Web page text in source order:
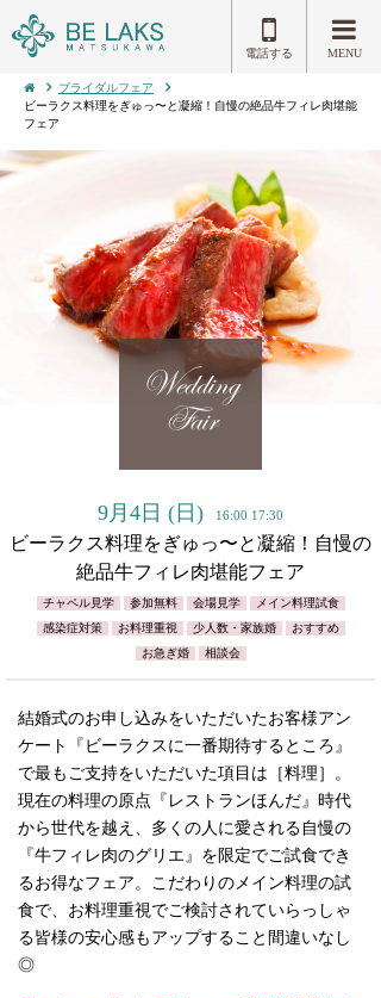
電話する MENU
ブライダルフェア
ビーラクス料理をぎゅっ〜と凝縮！自慢の絶品牛フィレ肉堪能
フェア
Wedding
Fair
9月4日 (日) 16:00 17:30
ビーラクス料理をぎゅっ〜と凝縮！自慢の
絶品牛フィレ肉堪能フェア
チャペル見学 参加無料 会場見学
メイン料理試食
感染症対策
お料理重視 少人数・家族婚
おすすめ
お急ぎ婚
相談会
結婚式のお申し込みをいただいたお客様アン
ケート『ビーラクスに一番期待するところ』
で最もご支持をいただいた項目は［料理］。
現在の料理の原点『レストランほんだ』時代
から世代を越え、多くの人に愛される自慢の
『牛フィレ肉のグリエ』を限定でご試食でき
るお得なフェア。こだわりのメイン料理の試
食で、お料理重視でご検討されていらっしゃ
る皆様の安心感もアップすること間違いなし
◎